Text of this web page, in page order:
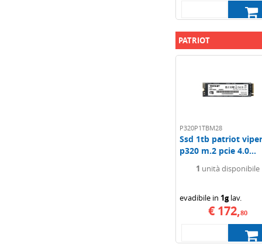
PATRIOT
P320P1TBM28
Ssd 1tb patriot viper
p320 m.2 pcie 4.0...
1 unità disponibile
evadibile in 1glav.
€ 172,80